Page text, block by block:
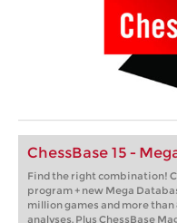
ChessBase 15 -
Find the right combination!
program + new Mega
million games and more than
analyses. Plus ChessBase